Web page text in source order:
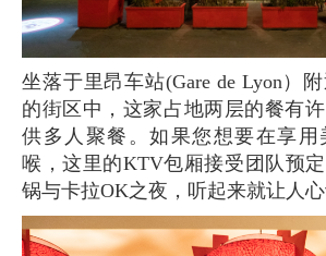
坐落于里昂车站(Gare de Lyon）附近一片美丽安静
的街区中，这家占地两层的餐有
供多人聚餐。如果您想要在享用
喉，这里的KTV包厢接受团队预
锅与卡拉OK之夜，听起来就让人心